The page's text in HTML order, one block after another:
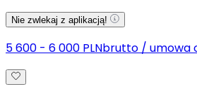
Nie zwlekaj z aplikacją!
5 600 - 6 000 PLNbrutto / umowa